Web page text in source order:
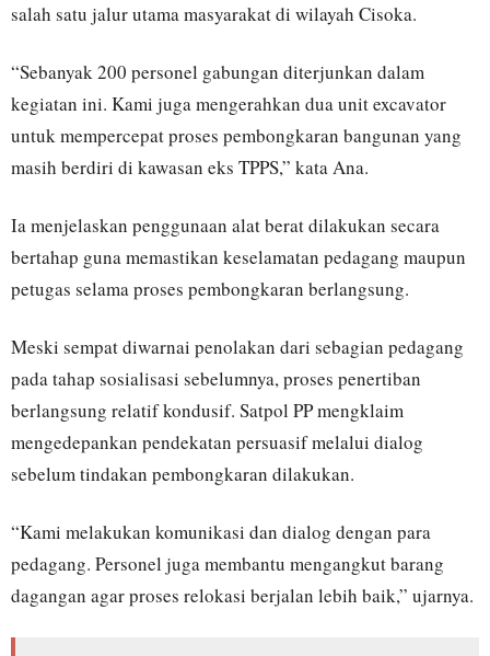
salah satu jalur utama masyarakat di wilayah Cisoka.
“Sebanyak 200 personel gabungan diterjunkan dalam
kegiatan ini. Kami juga mengerahkan dua unit excavator
untuk mempercepat proses pembongkaran bangunan yang
masih berdiri di kawasan eks TPPS,” kata Ana.
Ia menjelaskan penggunaan alat berat dilakukan secara
bertahap guna memastikan keselamatan pedagang maupun
petugas selama proses pembongkaran berlangsung.
Meski sempat diwarnai penolakan dari sebagian pedagang
pada tahap sosialisasi sebelumnya, proses penertiban
berlangsung relatif kondusif. Satpol PP mengklaim
mengedepankan pendekatan persuasif melalui dialog
sebelum tindakan pembongkaran dilakukan.
“Kami melakukan komunikasi dan dialog dengan para
pedagang. Personel juga membantu mengangkut barang
dagangan agar proses relokasi berjalan lebih baik,” ujarnya.